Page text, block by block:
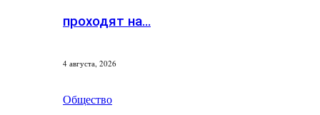
проходят на…
4 августа, 2026
Общество